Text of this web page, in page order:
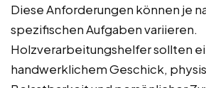
Diese Anforderungen können je
spezifischen Aufgaben variieren.
Holzverarbeitungshelfer sollten
handwerklichem Geschick,